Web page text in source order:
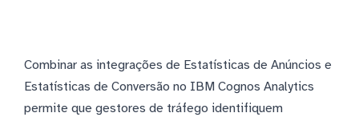
Combinar as integrações de Estatísticas de Anúncios e
Estatísticas de Conversão no IBM Cognos Analytics
permite que gestores de tráfego identifiquem